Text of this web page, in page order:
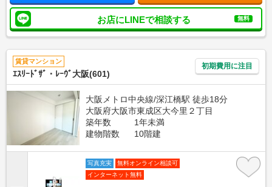
お店にLINEで相談する 無料
賃貸マンション
ｴｽﾘｰﾄﾞｻﾞ・ﾚｰｳﾞ大阪(601)
初期費用に注目
大阪メトロ中央線/深江橋駅 徒歩18分
大阪府大阪市東成区大今里２丁目
築年数
1年未満
建物階数
10階建
写真充実
無料オンライン相談可
インターネット無料